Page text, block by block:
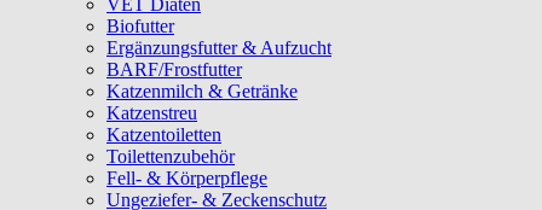
VET Diäten
Biofutter
Ergänzungsfutter & Aufzucht
BARF/Frostfutter
Katzenmilch & Getränke
Katzenstreu
Katzentoiletten
Toilettenzubehör
Fell- & Körperpflege
Ungeziefer- & Zeckenschutz